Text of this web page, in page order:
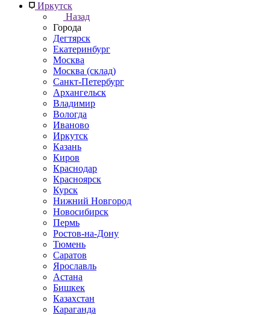
Иркутск
Назад
Города
Дегтярск
Екатеринбург
Москва
Москва (склад)
Санкт-Петербург
Архангельск
Владимир
Вологда
Иваново
Иркутск
Казань
Киров
Краснодар
Красноярск
Курск
Нижний Новгород
Новосибирск
Пермь
Ростов-на-Дону
Тюмень
Саратов
Ярославль
Астана
Бишкек
Казахстан
Караганда